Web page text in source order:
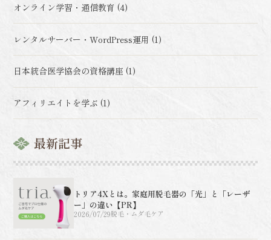
オンライン学習・通信教育 (4)
レンタルサーバー・WordPress運用 (1)
日本統合医学協会の資格講座 (1)
アフィリエイトを学ぶ (1)
最新記事
トリア4Xとは。家庭用脱毛器の「光」と「レーザ
ー」の違い【PR】
2026/07/29脱毛・ムダ毛ケア